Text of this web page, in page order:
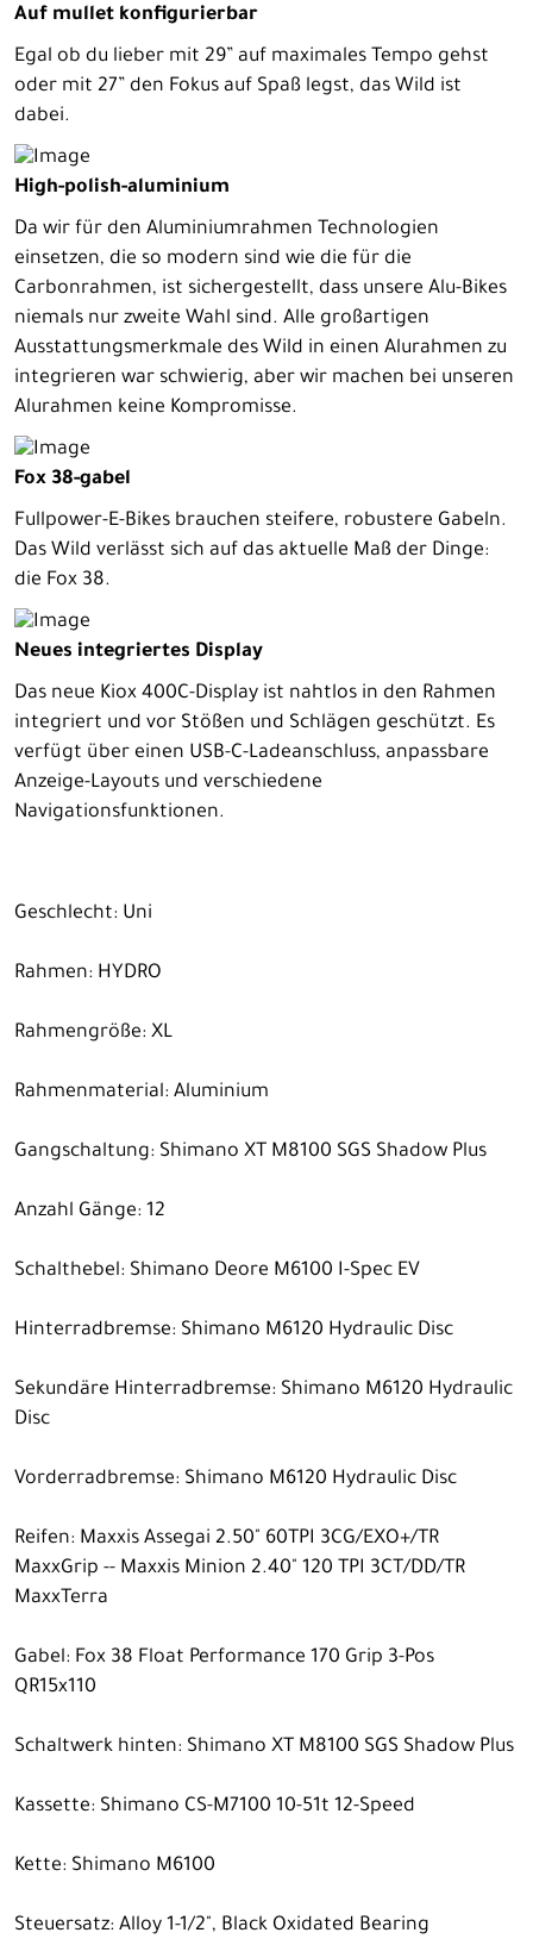
Auf mullet konfigurierbar
Egal ob du lieber mit 29” auf maximales Tempo gehst
oder mit 27” den Fokus auf Spaß legst, das Wild ist
dabei.
High-polish-aluminium
Da wir für den Aluminiumrahmen Technologien
einsetzen, die so modern sind wie die für die
Carbonrahmen, ist sichergestellt, dass unsere Alu-Bikes
niemals nur zweite Wahl sind. Alle großartigen
Ausstattungsmerkmale des Wild in einen Alurahmen zu
integrieren war schwierig, aber wir machen bei unseren
Alurahmen keine Kompromisse.
Fox 38-gabel
Fullpower-E-Bikes brauchen steifere, robustere Gabeln.
Das Wild verlässt sich auf das aktuelle Maß der Dinge:
die Fox 38.
Neues integriertes Display
Das neue Kiox 400C-Display ist nahtlos in den Rahmen
integriert und vor Stößen und Schlägen geschützt. Es
verfügt über einen USB-C-Ladeanschluss, anpassbare
Anzeige-Layouts und verschiedene
Navigationsfunktionen.
Geschlecht: Uni
Rahmen: HYDRO
Rahmengröße: XL
Rahmenmaterial: Aluminium
Gangschaltung: Shimano XT M8100 SGS Shadow Plus
Anzahl Gänge: 12
Schalthebel: Shimano Deore M6100 I-Spec EV
Hinterradbremse: Shimano M6120 Hydraulic Disc
Sekundäre Hinterradbremse: Shimano M6120 Hydraulic
Disc
Vorderradbremse: Shimano M6120 Hydraulic Disc
Reifen: Maxxis Assegai 2.50" 60TPI 3CG/EXO+/TR
MaxxGrip -- Maxxis Minion 2.40" 120 TPI 3CT/DD/TR
MaxxTerra
Gabel: Fox 38 Float Performance 170 Grip 3-Pos
QR15x110
Schaltwerk hinten: Shimano XT M8100 SGS Shadow Plus
Kassette: Shimano CS-M7100 10-51t 12-Speed
Kette: Shimano M6100
Steuersatz: Alloy 1-1/2", Black Oxidated Bearing